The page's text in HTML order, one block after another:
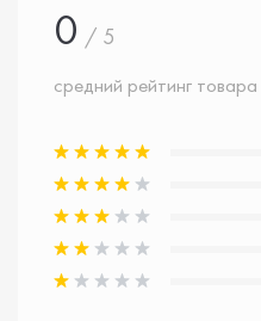
0 / 5
средний рейтинг товара